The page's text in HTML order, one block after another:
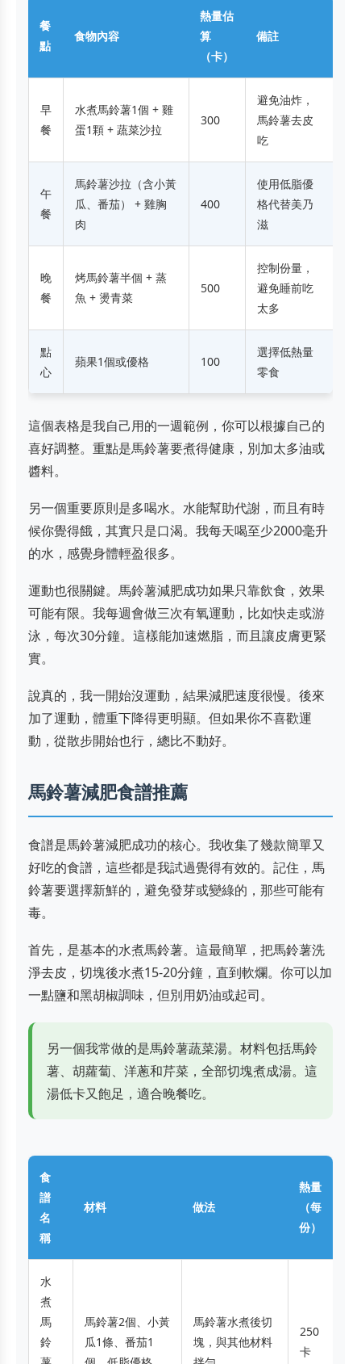
餐
點
食物內容
熱量估
算
（卡）
備註
早
餐
水煮馬鈴薯1個 + 雞
蛋1顆 + 蔬菜沙拉
300
避免油炸，
馬鈴薯去皮
吃
午
餐
馬鈴薯沙拉（含小黃
瓜、番茄） + 雞胸
肉
400
使用低脂優
格代替美乃
滋
晚
餐
烤馬鈴薯半個 + 蒸
魚 + 燙青菜
500
控制份量，
避免睡前吃
太多
點
心
蘋果1個或優格 100
選擇低熱量
零食
這個表格是我自己用的一週範例，你可以根據自己的
喜好調整。重點是馬鈴薯要煮得健康，別加太多油或
醬料。
另一個重要原則是多喝水。水能幫助代謝，而且有時
候你覺得餓，其實只是口渴。我每天喝至少2000毫升
的水，感覺身體輕盈很多。
運動也很關鍵。馬鈴薯減肥成功如果只靠飲食，效果
可能有限。我每週會做三次有氧運動，比如快走或游
泳，每次30分鐘。這樣能加速燃脂，而且讓皮膚更緊
實。
說真的，我一開始沒運動，結果減肥速度很慢。後來
加了運動，體重下降得更明顯。但如果你不喜歡運
動，從散步開始也行，總比不動好。
馬鈴薯減肥食譜推薦
食譜是馬鈴薯減肥成功的核心。我收集了幾款簡單又
好吃的食譜，這些都是我試過覺得有效的。記住，馬
鈴薯要選擇新鮮的，避免發芽或變綠的，那些可能有
毒。
首先，是基本的水煮馬鈴薯。這最簡單，把馬鈴薯洗
淨去皮，切塊後水煮15-20分鐘，直到軟爛。你可以加
一點鹽和黑胡椒調味，但別用奶油或起司。
另一個我常做的是馬鈴薯蔬菜湯。材料包括馬鈴
薯、胡蘿蔔、洋蔥和芹菜，全部切塊煮成湯。這
湯低卡又飽足，適合晚餐吃。
食
譜
名
稱
材料 做法
熱量
（每
份）
水
煮
馬
鈴
馬鈴薯2個、小黃
瓜1條、番茄1
馬鈴薯水煮後切
塊，與其他材料
250
卡